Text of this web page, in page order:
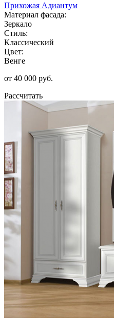
Прихожая Адиантум
Материал фасада:
Зеркало
Стиль:
Классический
Цвет:
Венге
от 40 000 руб.
Рассчитать